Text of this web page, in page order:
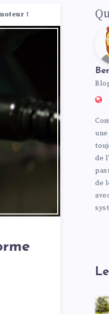
!
de
de